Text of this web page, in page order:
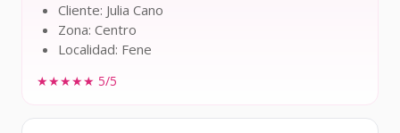
Cliente: Julia Cano
Zona: Centro
Localidad: Fene
★★★★★ 5/5